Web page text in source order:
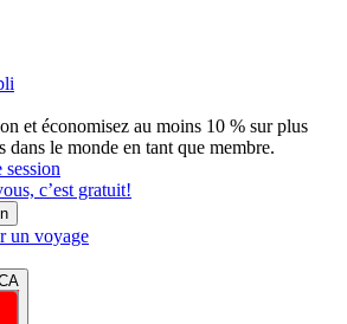
et économisez au moins 10 % sur plus
dans le monde en tant que membre.
c’est gratuit!
un voyage